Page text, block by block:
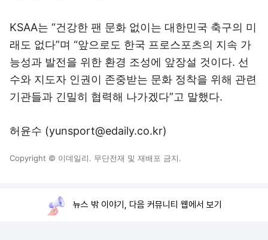
KSAA는 “건강한 팬 문화 없이는 대한민국 축구의 미
래도 없다”며 “앞으로도 한국 프로스포츠의 지속 가
능성과 발전을 위한 환경 조성에 앞장설 것이다. 선
수와 지도자 인권이 존중받는 문화 정착을 위해 관련
기관들과 긴밀히 협력해 나가겠다”고 말했다.
허윤수 (yunsport@edaily.co.kr)
Copyright © 이데일리. 무단전재 및 재배포 금지.
뉴스 밖 이야기, 다음 커뮤니티 웹에서 보기